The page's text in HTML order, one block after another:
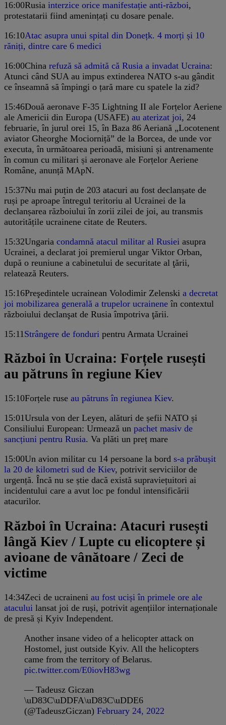
16:00Rusia interzice orice manifestație anti-război,
protestatarii fiind amenințați cu dosare penale.
16:10Atac asupra unui spital din Donețk. 4 morți și 10
răniți, dintre care 6 medici
16:00China refuză să admită că Rusia a invadat Ucraina:
Atunci când SUA au impus extinderea NATO s-au gândit
ce înseamnă să împingi o țară mare cu spatele la zid?
15:46Două aeronave F-35 Lightning II ale Forțelor Aeriene
ale Americii din Europa (USAFE) au aterizat joi, 24
februarie, în jurul orei 15, în Baza 86 Aeriană „Locotenent
aviator Gheorghe Mociorniță” de la Borcea, de unde vor
executa, în următoarea perioadă, misiuni și antrenamente
în comun cu militari și aeronave ale Forțelor Aeriene
Române, anunță MApN.
15:37Nu mai puțin de 203 atacuri au fost declanșate de
ruși pe aproape întregul teritoriu al Ucrainei de la
declanșarea războiului în zorii zilei de joi, au transmis
autoritățile ucrainene citate de Reuters.
15:32Ungaria condamnă atacul militar al Rusiei asupra
Ucrainei, a declarat joi premierul ungar Viktor Orban,
după o reuniune a cabinetului de securitate al ţării,
relatează Reuters.
15:16Preşedintele ucrainean Volodimir Zelenski a decretat
joi mobilizarea generală a trupelor ucrainene în contextul
războiului declanşat de Rusia împotriva ţării.
15:11 Strângere de fonduri pentru Armata Ucrainei
Război în Ucraina: Forțele rusești
au pătruns în regiune Kiev
15:10Forțele ruse au pătruns în regiunea Kiev.
15:01Ursula von der Leyen, alături de șefii NATO și
Consiliului European: Urmează un pachet masiv de
sancțiuni pentru Rusia. Va plăti un preț mare
15:00Un avion militar cu 14 persoane la bord s-a prăbușit
la 20 de kilometri sud de Kiev, potrivit serviciilor de
urgență. Încă nu se știe dacă există supraviețuitori ai
incidentului care a avut loc pe fondul intensificării
atacurilor.
Război în Ucraina: Atacuri rusești
lângă Kiev / Lupte cu elicoptere și
avioane de vânătoare / Zeci de
victime
14:34Zeci de ucraineni au fost uciși în primele ore ale
atacului lansat joi de ruși, potrivit agențiilor internaționale
de presă și Kyiv Independent.
Another insane video of a helicopter attack on
Hostomel, just outside Kyiv. All the helicopters
came from the territory of Belarus.
pic.twitter.com/E0iovH83wg
— Tadeusz Giczan
\uD83C\uDDFA\uD83C\uDDE6
(@TadeuszGiczan) February 24, 2022